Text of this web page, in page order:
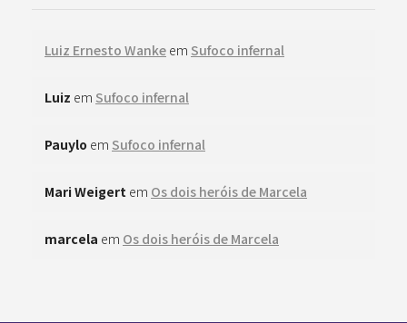
Luiz Ernesto Wanke em Sufoco infernal
Luiz em Sufoco infernal
Pauylo em Sufoco infernal
Mari Weigert em Os dois heróis de Marcela
marcela em Os dois heróis de Marcela